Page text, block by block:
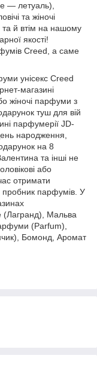
— летуаль),
та жіночі
та й втім на нашому
якості!
Creed, а саме
унісекс Creed
магазині
жіночі парфуми з
туш для вій
парфумерії JD-
народження,
на 8
та інші не
або
отримати
парфумів. У
(Лагранд), Мальва
(Parfum),
Бомонд, Аромат